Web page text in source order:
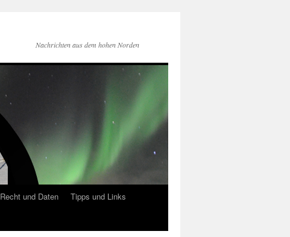
Nachrichten aus dem hohen Norden
Recht und Daten
Tipps und Links